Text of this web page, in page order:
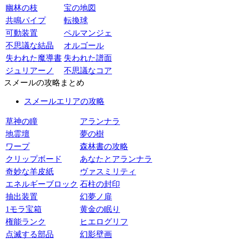
幽林の枝
宝の地図
共鳴パイプ
転換球
可動装置
ペルマンジェ
不思議な結晶
オルゴール
失われた魔導書 失われた譜面
ジュリアーノ
不思議なコア
スメールの攻略まとめ
スメールエリアの攻略
草神の瞳
アランナラ
地霊壇
夢の樹
ワープ
森林書の攻略
クリップボード
あなたとアランナラ
奇妙な羊皮紙
ヴァスミリティ
エネルギーブロック 石柱の封印
抽出装置
幻夢ノ扉
1モラ宝箱
黄金の眠り
権能ランク
ヒエログリフ
点滅する部品
幻影壁画